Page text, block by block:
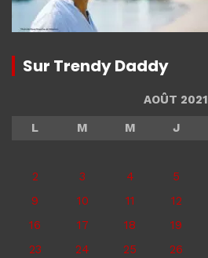
Sur Trendy Daddy
AOÛT 2021
L
M M J
2
3 4 5
9
10 11 12
16
17 18 19
23
24 25 26